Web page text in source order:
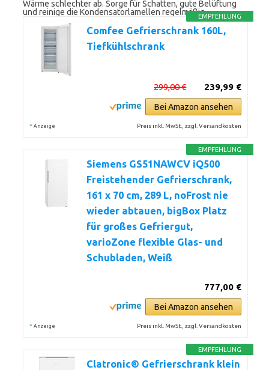
Wärme schlechter ab. Sorge für Schatten, gute Belüftung
und reinige die Kondensatorlamellen regelmäßig.EMPFEHLUNG
Comfee Gefrierschrank 160L,
Tiefkühlschrank
239,99 €
299,00 €
Bei Amazon ansehen
* Anzeige Preis inkl. MwSt., zzgl. Versandkosten
EMPFEHLUNG
Siemens GS51NAWCV iQ500
Freistehender Gefrierschrank,
161 x 70 cm, 289 L, noFrost nie
wieder abtauen, bigBox Platz
für großes Gefriergut,
varioZone flexible Glas- und
Schubladen, Weiß
777,00 €
Bei Amazon ansehen
* Anzeige Preis inkl. MwSt., zzgl. Versandkosten
EMPFEHLUNG
Clatronic® Gefrierschrank klein